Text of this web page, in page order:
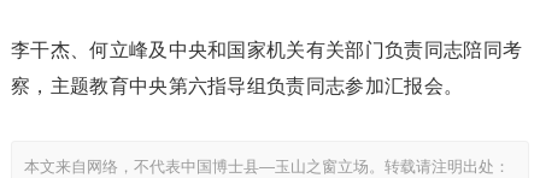
李干杰、何立峰及中央和国家机关有关部门负责同志陪同考
察，主题教育中央第六指导组负责同志参加汇报会。
本文来自网络，不代表中国博士县—玉山之窗立场。转载请注明出处：